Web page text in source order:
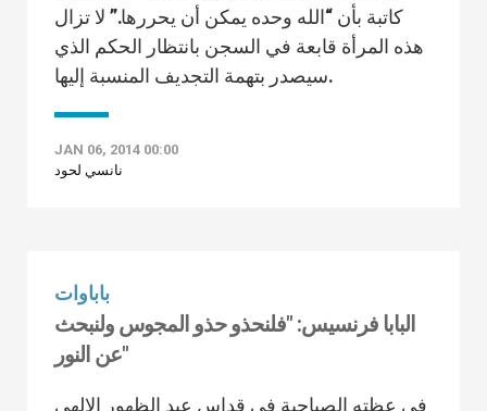
كاتبة بأن “الله وحده يمكن أن يحررها.” لا تزال
هذه المرأة قابعة في السجن بانتظار الحكم الذي
سيصدر بتهمة التجديف المنسبة إليها.
JAN 06, 2014 00:00
نانسي لحود
باباوات
البابا فرنسيس: "فلنحذو حذو المجوس ولنبحث
عن النور"
في عظته الصباحية في قداس عيد الظهور الإلهي